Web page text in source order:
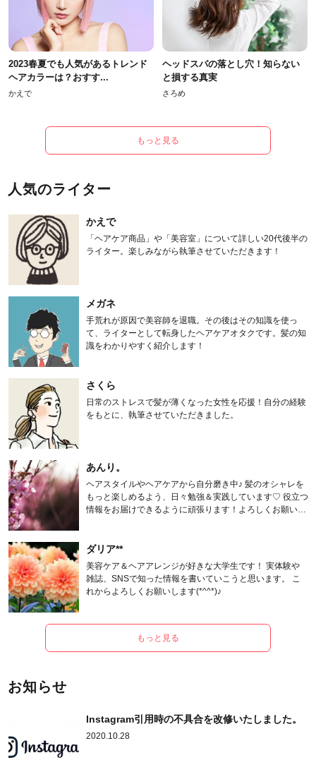
2023春夏でも人気があるトレンド
ヘアカラーは？おすす...
かえで
ヘッドスパの落とし穴！知らない
と損する真実
さろめ
もっと見る
人気のライター
かえで
「ヘアケア商品」や「美容室」について詳しい20代後半の
ライター。楽しみながら執筆させていただきます！
メガネ
手荒れが原因で美容師を退職。その後はその知識を使っ
て、ライターとして転身したヘアケアオタクです。髪の知
識をわかりやすく紹介します！
さくら
日常のストレスで髪が薄くなった女性を応援！自分の経験
をもとに、執筆させていただきました。
あんり。
ヘアスタイルやヘアケアから自分磨き中♪ 髪のオシャレを
もっと楽しめるよう、日々勉強＆実践しています♡ 役立つ
情報をお届けできるように頑張ります！よろしくお願いし
ダリア**
美容ケア＆ヘアアレンジが好きな大学生です！ 実体験や
雑誌、SNSで知った情報を書いていこうと思います。 こ
れからよろしくお願いします(*^^*)♪
もっと見る
お知らせ
Instagram引用時の不具合を改修いたしました。
2020.10.28